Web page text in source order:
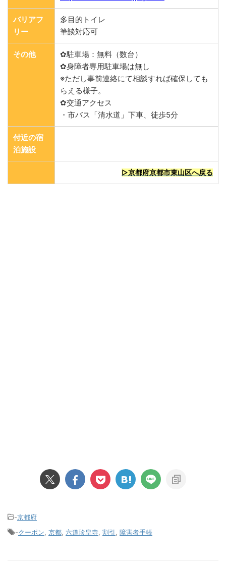
バリアフ
リー
多目的トイレ
筆談対応可
その他
✿駐車場：無料（数台）
✿身障者専用駐車場は無し
※ただし事前連絡にて相談すれば確保しても
らえる様子。
✿交通アクセス
・市バス「清水道」下車、徒歩5分
付近の宿
泊施設
▷京都府京都市東山区へ戻る
-京都府
-クーポン 京都 六道珍皇寺 割引 障害者手帳